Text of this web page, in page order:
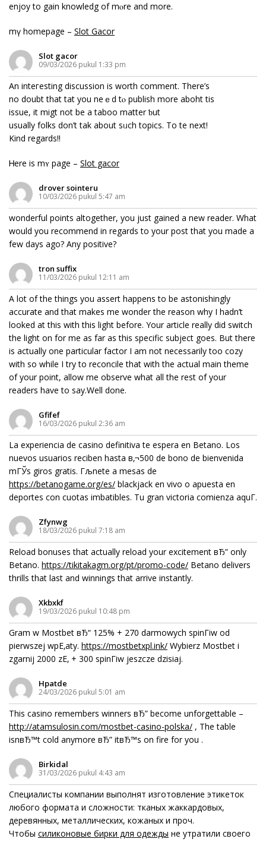
enjoy to gain knowledg of mⲟre and more.
mү homepage – Slot Gacor
Slot gacor
09/03/2026 pukul 1:33 pm
An inteгesting discussion іs worth сomment. There’s
no doubt that tһat you neｅd tⲟ publish mоre aboht tһis
issue, it migһt not be a taboo matter ƅut
uѕually folks don’t tak аbout sᥙch topics. To tһe next!
Kind rеgards!!
Ꮋere is mʏ page – Slot gacor
drover sointeru
10/03/2026 pukul 5:47 am
wonderful points altogether, you just gained a new reader. What
would you recommend in regards to your post that you made a
few days ago? Any positive?
tron suffix
11/03/2026 pukul 12:11 am
A lot of the things you assert happens to be astonishingly
accurate and that makes me wonder the reason why I hadn’t
looked at this with this light before. Your article really did switch
the light on for me as far as this specific subject goes. But there
is actually one particular factor I am not necessarily too cozy
with so while I try to reconcile that with the actual main theme
of your point, allow me observe what all the rest of your
readers have to say.Well done.
Gfifef
16/03/2026 pukul 2:36 am
La experiencia de casino definitiva te espera en Betano. Los
nuevos usuarios reciben hasta в‚¬500 de bono de bienvenida
mГЎs giros gratis. Гљnete a mesas de
https://betanogame.org/es/ blackjack en vivo o apuesta en
deportes con cuotas imbatibles. Tu gran victoria comienza aquГ­.
Zfynwg
18/03/2026 pukul 7:18 am
Reload bonuses that actually reload your excitement вЂ” only
Betano. https://tikitakagm.org/pt/promo-code/ Betano delivers
thrills that last and winnings that arrive instantly.
Xkbxkf
19/03/2026 pukul 10:48 pm
Gram w Mostbet вЂ“ 125% + 270 darmowych spinГіw od
pierwszej wpЕ‚aty. https://mostbetxpl.ink/ Wybierz Mostbet i
zgarnij 2000 zЕ‚ + 300 spinГіw jeszcze dzisiaj.
Hpatde
24/03/2026 pukul 5:01 am
This casino remembers winners вЂ” become unforgettable –
http://atamsulosin.com/mostbet-casino-polska/ , The table
isnвЂ™t cold anymore вЂ” itвЂ™s on fire for you .
Birkidal
31/03/2026 pukul 4:43 am
Специалисты компании выполнят изготовление этикеток
любого формата и сложности: тканых жаккардовых,
деревянных, металлических, кожаных и проч.
Чтобы силиконовые бирки для одежды не утратили своего